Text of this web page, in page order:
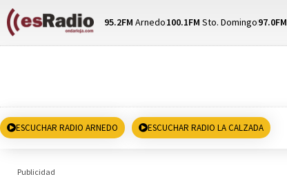
95.2FM Arnedo100.1FM Sto. Domingo97.0FM
ESCUCHAR RADIO ARNEDO ESCUCHAR RADIO LA CALZADA
Publicidad